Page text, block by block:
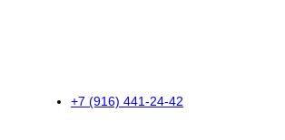
+7 (916) 441-24-42